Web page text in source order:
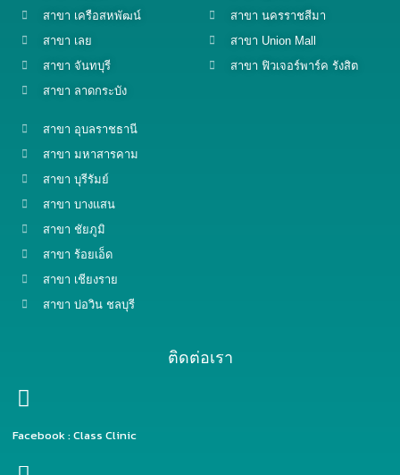
สาขา เครือสหพัฒน์
สาขา เลย
สาขา จันทบุรี
สาขา ลาดกระบัง
สาขา นครราชสีมา
สาขา Union Mall
สาขา ฟิวเจอร์พาร์ค รังสิต
สาขา อุบลราชธานี
สาขา มหาสารคาม
สาขา บุรีรัมย์
สาขา บางแสน
สาขา ชัยภูมิ
สาขา ร้อยเอ็ด
สาขา เชียงราย
สาขา บ่อวิน ชลบุรี
ติดต่อเรา
Facebook : Class Clinic